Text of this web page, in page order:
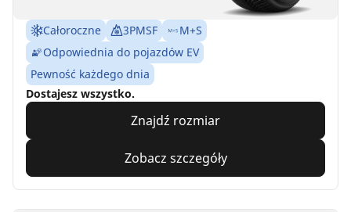
Całoroczne 3PMSF
M+S
Odpowiednia do pojazdów EV
Pewność każdego dnia
Dostajesz wszystko.
Znajdź rozmiar
Zobacz szczegóły